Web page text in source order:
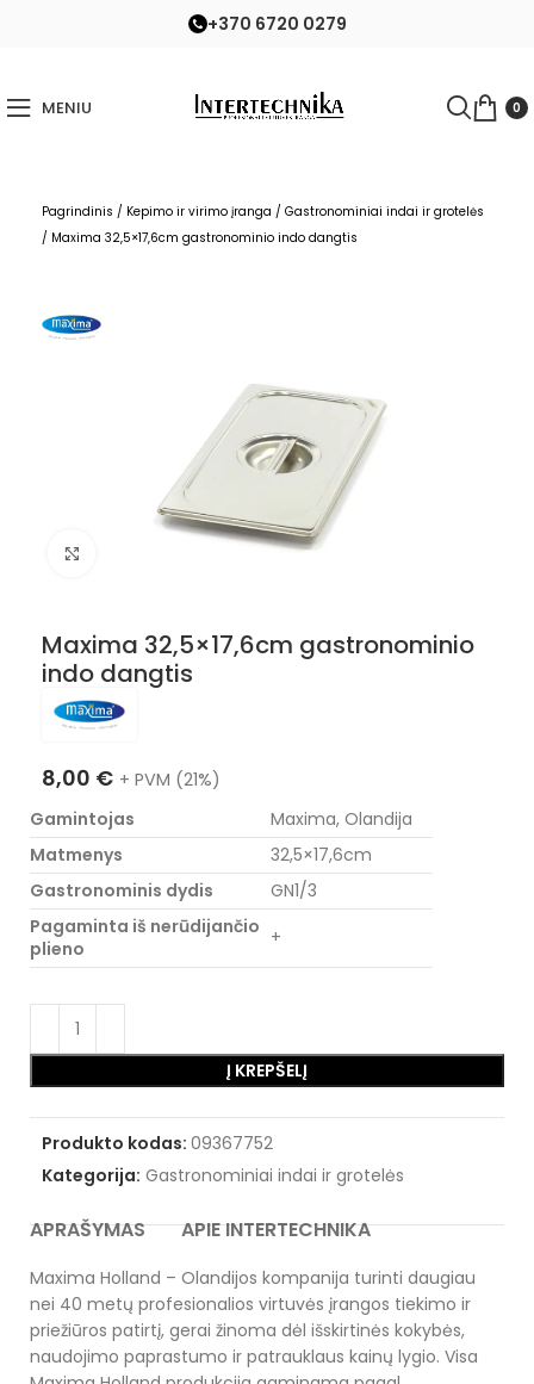
+370 6720 0279
MENIU 0
Pagrindinis / Kepimo ir virimo įranga / Gastronominiai indai ir grotelės
/ Maxima 32,5×17,6cm gastronominio indo dangtis
Nuotraukos padidinimas
Maxima 32,5×17,6cm gastronominio
indo dangtis
8,00 € + PVM (21%)
Gamintojas
Maxima, Olandija
Matmenys
32,5×17,6cm
Gastronominis dydis
GN1/3
Pagaminta iš nerūdijančio
plieno
+
Į KREPŠELĮ
Produkto kodas: 09367752
Kategorija: Gastronominiai indai ir grotelės
APRAŠYMAS APIE INTERTECHNIKA
Maxima Holland – Olandijos kompanija turinti daugiau
nei 40 metų profesionalios virtuvės įrangos tiekimo ir
priežiūros patirtį, gerai žinoma dėl išskirtinės kokybės,
naudojimo paprastumo ir patrauklaus kainų lygio. Visa